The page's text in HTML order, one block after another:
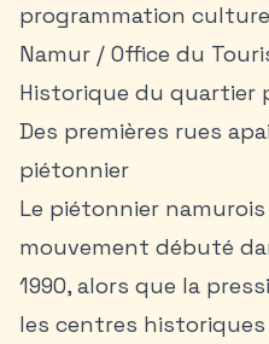
programmation
Namur / Office du
Historique du quartier
Des premières rues
piétonnier
Le piétonnier
mouvement débuté
1990, alors que la
les centres historiques